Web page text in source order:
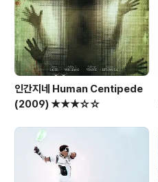
인간지네 Human Centipede
(2009) ★★★☆☆